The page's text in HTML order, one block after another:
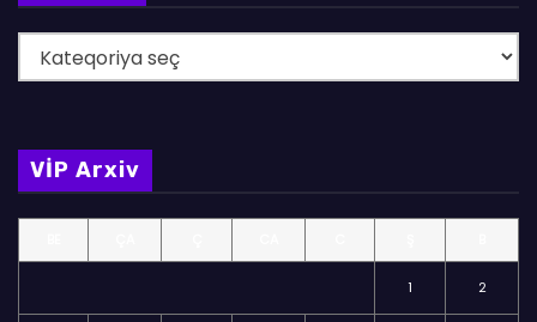
ö
m
l
VİP Arxiv
1 2